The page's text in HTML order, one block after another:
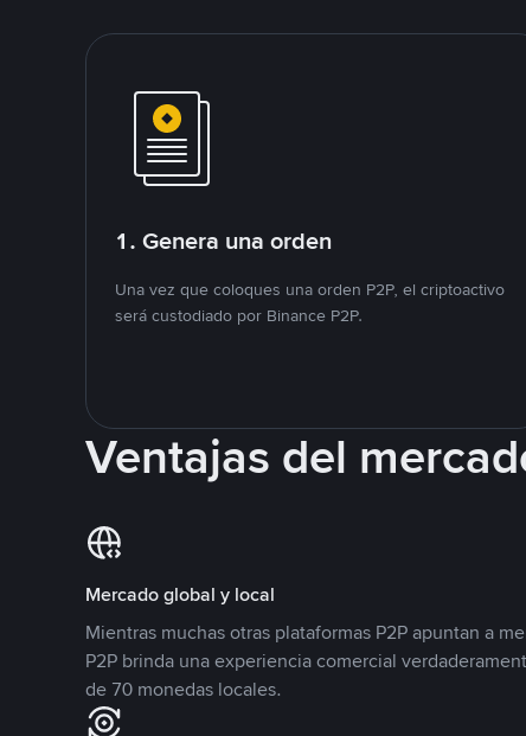
1. Genera una orden
Una vez que coloques una orden P2P, el criptoactivo
será custodiado por Binance P2P.
Ventajas del
Mercado global y local
Mientras muchas otras plataformas P2P apuntan a
P2P brinda una experiencia comercial
de 70 monedas locales.